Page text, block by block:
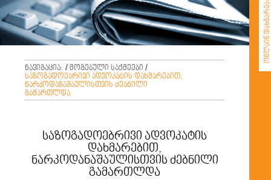
ონლაინ დახმარება
ნავიგაცია: / მოგებული საქმეები /
საზოგადოებრივი ადვოკატის დახმარებით,
ნარკოდანაშაულისთვის ძებნილი
გამართლდა
საზოგადოებრივი ადვოკატის
დახმარებით,
ნარკოდანაშაულისთვის ძებნილი
გამართლდა